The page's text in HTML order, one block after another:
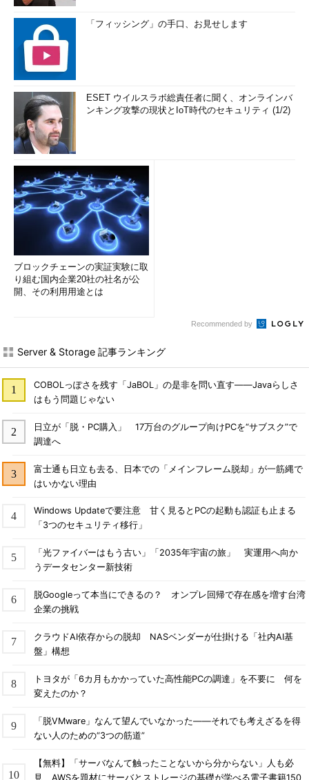
「フィッシング」の手口、お見せします
ESET ウイルスラボ総責任者に聞く、オンラインバ
ンキング攻撃の現状とIoT時代のセキュリティ (1/2)
ブロックチェーンの実証実験に取
り組む国内企業20社の社名が公
開、その利用用途とは
Recommended by
Server & Storage 記事ランキング
COBOLっぽさを残す「JaBOL」の是非を問い直す――Javaらしさ
はもう問題じゃない
日立が「脱・PC購入」 17万台のグループ向けPCを“サブスク”で
調達へ
富士通も日立も去る、日本での「メインフレーム脱却」が一筋縄で
はいかない理由
Windows Updateで要注意 甘く見るとPCの起動も認証も止まる
「3つのセキュリティ移行」
「光ファイバーはもう古い」「2035年宇宙の旅」 実運用へ向か
うデータセンター新技術
脱Googleって本当にできるの？ オンプレ回帰で存在感を増す台湾
企業の挑戦
クラウドAI依存からの脱却 NASベンダーが仕掛ける「社内AI基
盤」構想
トヨタが「6カ月もかかっていた高性能PCの調達」を不要に 何を
変えたのか？
「脱VMware」なんて望んでいなかった――それでも考えざるを得
ない人のための“3つの筋道”
【無料】「サーバなんて触ったことないから分からない」人も必
見 AWSを題材にサーバとストレージの基礎が学べる電子書籍150